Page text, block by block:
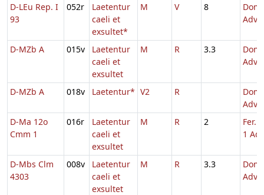
D-LEu Rep. I
93
052r
Laetentur
caeli et
exsultet*
M V 8
D-MZb A 015v
Laetentur
caeli et
exsultet
M R 3.3
D-MZb A 018v Laetentur* V2 R
D-Ma 12o
Cmm 1
016r
Laetentur
caeli et
exsultet
M R 2
Fer.
1
D-Mbs Clm
4303
008v
Laetentur
caeli et
exsultet
M R 3.3